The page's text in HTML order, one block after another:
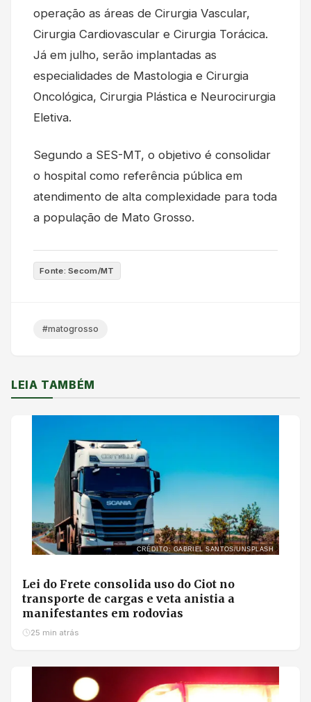
operação as áreas de Cirurgia Vascular,
Cirurgia Cardiovascular e Cirurgia Torácica.
Já em julho, serão implantadas as
especialidades de Mastologia e Cirurgia
Oncológica, Cirurgia Plástica e Neurocirurgia
Eletiva.
Segundo a SES-MT, o objetivo é consolidar
o hospital como referência pública em
atendimento de alta complexidade para toda
a população de Mato Grosso.
Fonte: Secom/MT
#matogrosso
LEIA TAMBÉM
CRÉDITO: GABRIEL SANTOS/UNSPLASH
Lei do Frete consolida uso do Ciot no
transporte de cargas e veta anistia a
manifestantes em rodovias
25 min atrás